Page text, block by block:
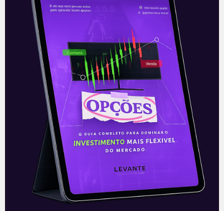
Privatização das estatais –
22/08
Privatização das estatais Nesta quarta-
feira (21) o ministro da economia, Paulo
Guedes, anunciou uma lista com 17
empresas estatais para privatização.
Oito empresas da lista
Leia mais
22/08/2019